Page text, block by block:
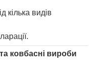
кілька видів
ковбасні вироби